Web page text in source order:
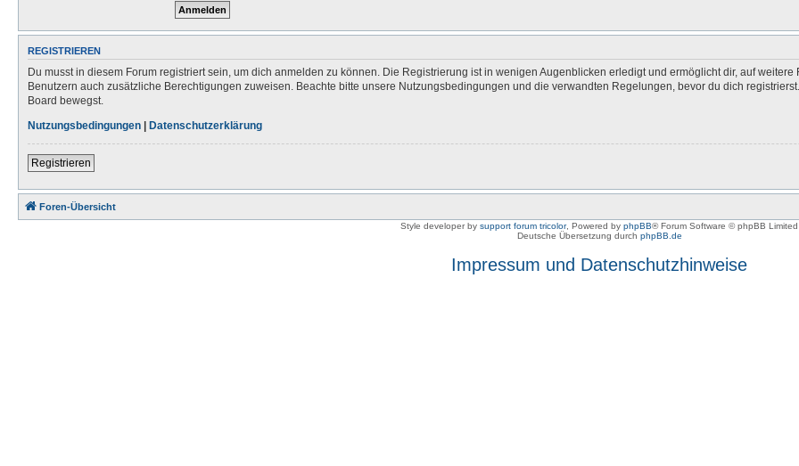
REGISTRIEREN
Du musst in diesem Forum registriert sein, um dich anmelden zu können. Die Registrierung ist in wenigen Augenblicken erledigt und ermöglicht dir, auf
Benutzern auch zusätzliche Berechtigungen zuweisen. Beachte bitte unsere Nutzungsbedingungen und die verwandten Regelungen, bevor du dich
Board bewegst.
Nutzungsbedingungen | Datenschutzerklärung
Registrieren
Foren-Übersicht
Style developer by support forum tricolor, Powered by phpBB® Forum Software © phpBB Limited
Deutsche Übersetzung durch phpBB.de
Impressum und Datenschutzhinweise